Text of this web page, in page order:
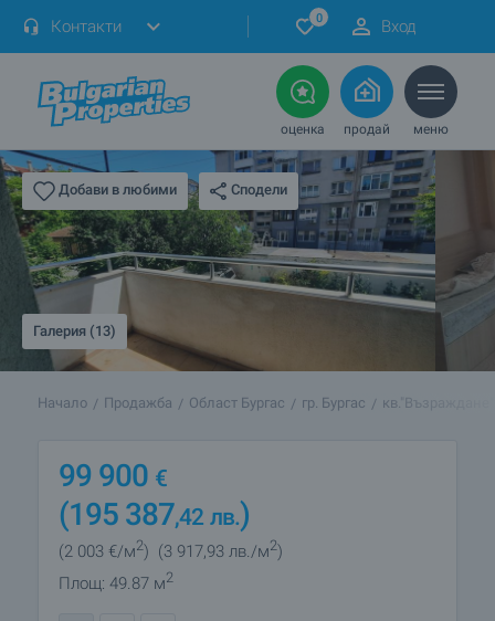
Контакти 0 Вход
оценка продай меню
Добави в любими Сподели
Галерия (13)
Начало Продажба Област Бургас гр. Бургас кв."Възраждане"
99 900 €
(195 387,42 лв.)
(2 003 €/м2) (3 917,93 лв./м2)
Площ: 49.87 м2